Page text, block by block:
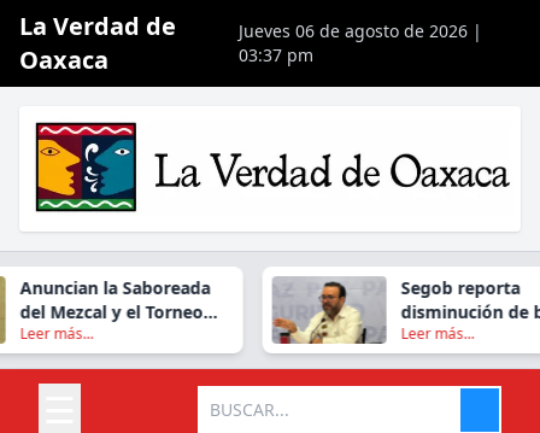
La Verdad de
Oaxaca
Jueves 06 de agosto de 2026 |
03:37 pm
Anuncian la Saboreada
del Mezcal y el Torneo
Internacional del Pez
Vela en Huatulco
Leer más...
Segob reporta
disminución de
en Oaxaca
Leer más...